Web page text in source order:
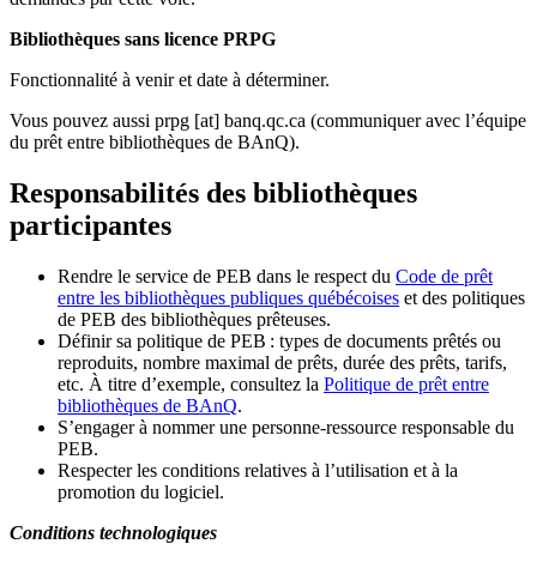
Bibliothèques sans licence PRPG
Fonctionnalité à venir et date à déterminer.
Vous pouvez aussi prpg [at] banq.qc.ca (communiquer avec l’équipe
du prêt entre bibliothèques de BAnQ).
Responsabilités des bibliothèques
participantes
Rendre le service de PEB dans le respect du Code de prêt
entre les bibliothèques publiques québécoises et des politiques
de PEB des bibliothèques prêteuses.
Définir sa politique de PEB : types de documents prêtés ou
reproduits, nombre maximal de prêts, durée des prêts, tarifs,
etc. À titre d’exemple, consultez la Politique de prêt entre
bibliothèques de BAnQ.
S’engager à nommer une personne-ressource responsable du
PEB.
Respecter les conditions relatives à l’utilisation et à la
promotion du logiciel.
Conditions technologiques